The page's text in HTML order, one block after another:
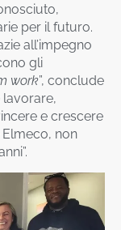
per il futuro.
all’impegno
gli
work”, conclude
lavorare,
e crescere
non